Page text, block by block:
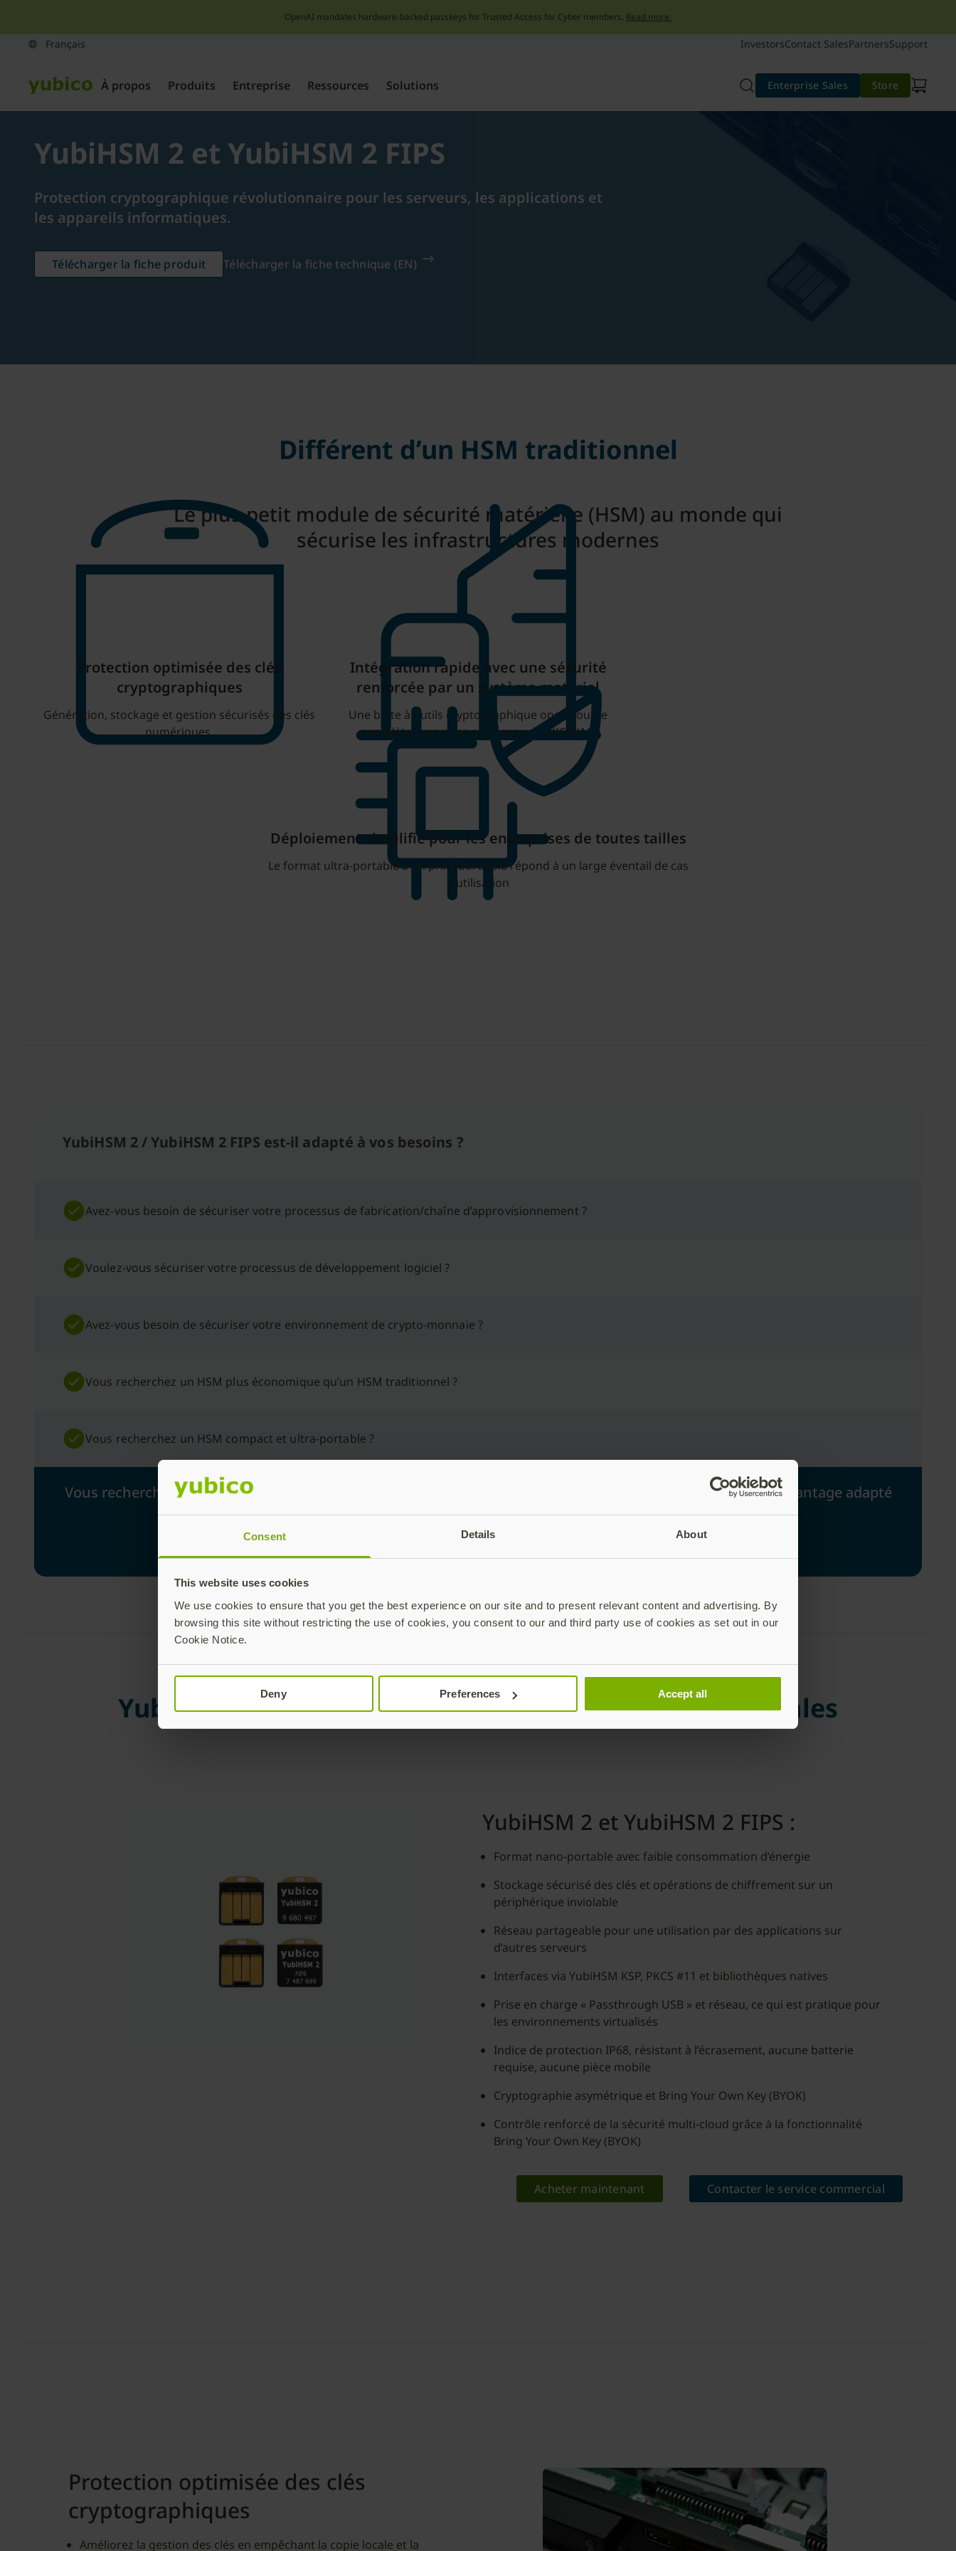
Consent Details About
This website uses cookies
We use cookies to ensure that you get the best experience on our site and to present relevant content and advertising. By
browsing this site without restricting the use of cookies, you consent to our and third party use of cookies as set out in our
Cookie Notice.
Deny Preferences Accept all
OpenAI mandates hardware-backed passkeys for Trusted Access for Cyber members. Read more.
InvestorsContact SalesPartnersSupport
À propos Produits Entreprise Ressources Solutions Enterprise Sales Store
YubiHSM 2 et YubiHSM 2 FIPS
Protection cryptographique révolutionnaire pour les serveurs, les applications et
les appareils informatiques.
Télécharger la fiche produit Télécharger la fiche technique (EN)
Différent d’un HSM traditionnel
Le plus petit module de sécurité matérielle (HSM) au monde qui
sécurise les infrastructures modernes
Protection optimisée des clés
cryptographiques
Génération, stockage et gestion sécurisés des clés
numériques.
Intégration rapide avec une sécurité
renforcée par un système matériel
Une boîte à outils cryptographique open source
complète avec prise en charge de PKCS#11.
Déploiement simplifié pour les entreprises de toutes tailles
Le format ultra-portable à un prix abordable répond à un large éventail de cas
d’utilisation
YubiHSM 2 / YubiHSM 2 FIPS est-il adapté à vos besoins ?
Avez-vous besoin de sécuriser votre processus de fabrication/chaîne d’approvisionnement ?
Voulez-vous sécuriser votre processus de développement logiciel ?
Avez-vous besoin de sécuriser votre environnement de crypto-monnaie ?
Vous recherchez un HSM plus économique qu’un HSM traditionnel ?
Vous recherchez un HSM compact et ultra-portable ?
Vous recherchez un module de sécurité matérielle (HSM) validé FIPS 140-2 ? YubiHSM 2 FIPS est peut-être davantage adapté
YubiHSM 2 et YubiHSM 2 FIPS fonctionnalités principales
YubiHSM 2 et YubiHSM 2 FIPS :
Format nano-portable avec faible consommation d’énergie
Stockage sécurisé des clés et opérations de chiffrement sur un
périphérique inviolable
Réseau partageable pour une utilisation par des applications sur
d’autres serveurs
Interfaces via YubiHSM KSP, PKCS #11 et bibliothèques natives
Prise en charge « Passthrough USB » et réseau, ce qui est pratique pour
les environnements virtualisés
Indice de protection IP68, résistant à l’écrasement, aucune batterie
requise, aucune pièce mobile
Cryptographie asymétrique et Bring Your Own Key (BYOK)
Contrôle renforcé de la sécurité multi-cloud grâce à la fonctionnalité
Bring Your Own Key (BYOK)
Acheter maintenant Contacter le service commercial
Protection optimisée des clés
cryptographiques
Améliorez la gestion des clés en empêchant la copie locale et la